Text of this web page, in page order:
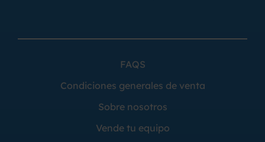
FAQS
Condiciones generales de venta
Sobre nosotros
Vende tu equipo